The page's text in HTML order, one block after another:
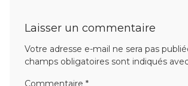
Laisser un commentaire
Votre adresse e-mail ne sera pas
champs obligatoires sont indiqués
Commentaire *